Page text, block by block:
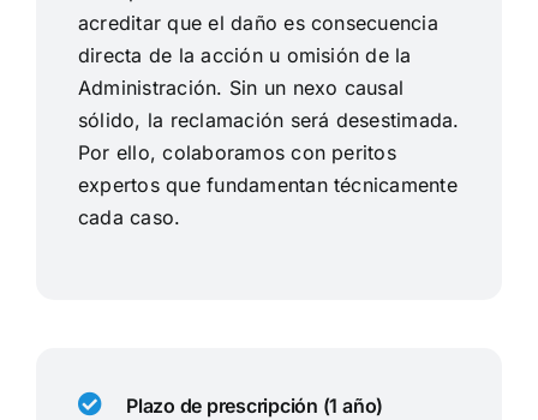
acreditar que el daño es consecuencia
directa de la acción u omisión de la
Administración. Sin un nexo causal
sólido, la reclamación será desestimada.
Por ello, colaboramos con peritos
expertos que fundamentan técnicamente
cada caso.
Plazo de prescripción (1 año)